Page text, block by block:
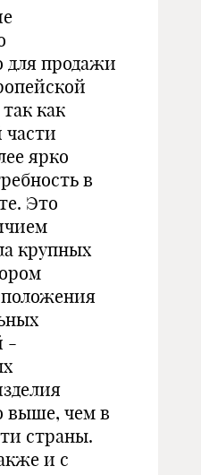
для продажи
как
части
ярко
в
Это
крупных
-
выше, чем в
страны.
и с